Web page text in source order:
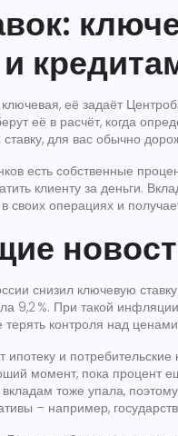
её задаёт
её в расчёт, когда
для вас обычно
есть собственные
клиенту за деньги.
своих операциях и
снизил ключевую ставку
9,2 %. При такой
терять контроля над
и
момент, пока процент
тоже упала,
– например,